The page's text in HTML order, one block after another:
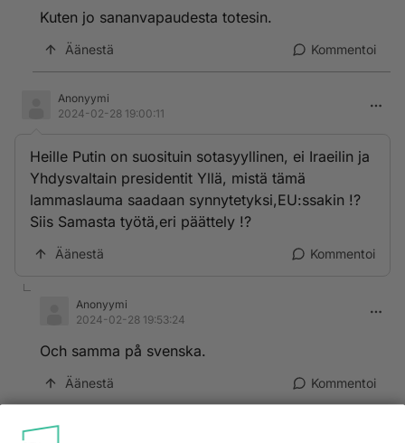
Kuten jo sananvapaudesta totesin.
Äänestä Kommentoi
Anonyymi
2024-02-28 19:00:11
Heille Putin on suosituin sotasyyllinen, ei Iraeilin ja
Yhdysvaltain presidentit Yllä, mistä tämä
lammaslauma saadaan synnytetyksi,EU:ssakin !?
Siis Samasta työtä,eri päättely !?
Äänestä Kommentoi
Anonyymi
2024-02-28 19:53:24
Och samma på svenska.
Äänestä Kommentoi